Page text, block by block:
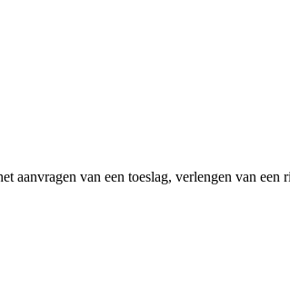
van een toeslag, verlengen van